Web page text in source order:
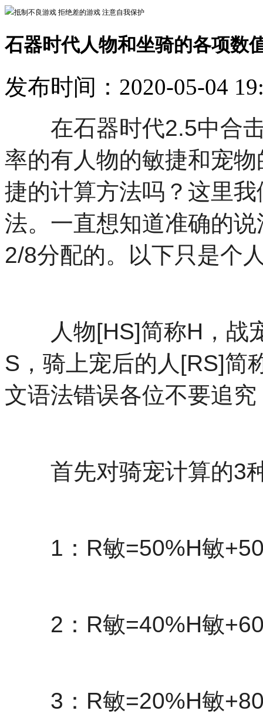
抵制不良游戏 拒绝差的游戏 注意自我保护
石器时代人物和坐骑的各项数
发布时间：2020-05-04
在石器时代2.5中合击
率的有人物的敏捷和宠
捷的计算方法吗？这里
法。一直想知道准确的
2/8分配的。以下只是个
人物[HS]简称H，战
S，骑上宠后的人[RS]简
文语法错误各位不要追
首先对骑宠计算的3
1：R敏=50%H敏
2：R敏=40%H敏
3：R敏=20%H敏